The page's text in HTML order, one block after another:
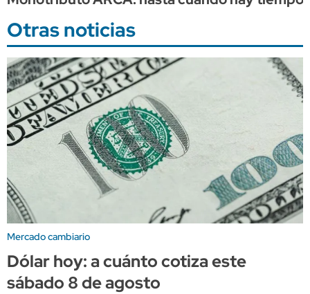
Otras noticias
Mercado cambiario
Dólar hoy: a cuánto cotiza este
sábado 8 de agosto